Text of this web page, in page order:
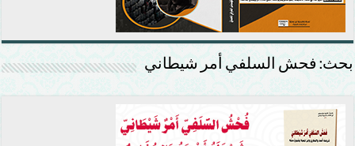
بحث: فحش السلفي أمر شيطاني